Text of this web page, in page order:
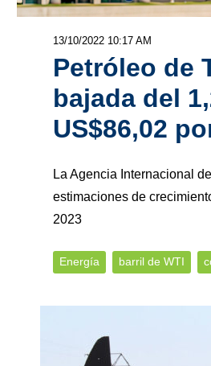
13/10/2022 10:17 AM
Petróleo de
bajada del
US$86,02
La Agencia Internacional
estimaciones de
2023
Energía barril de WTI